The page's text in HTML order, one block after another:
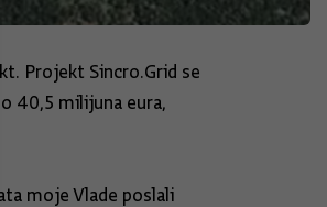
Projekt Sincro.Grid se
40,5 milijuna eura,
moje Vlade poslali